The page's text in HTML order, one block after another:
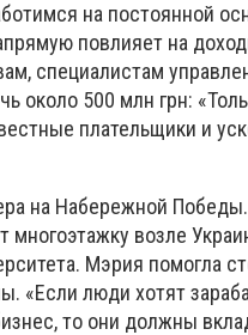
на постоянной
повлияет на
специалистам
около 500 млн грн:
плательщики и
на Набережной
возле
Мэрия помогла
«Если люди хотят
то они должны